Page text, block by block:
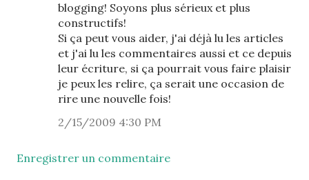
blogging! Soyons plus sérieux et plus
constructifs!
Si ça peut vous aider, j'ai déjà lu les articles
et j'ai lu les commentaires aussi et ce depuis
leur écriture, si ça pourrait vous faire plaisir
je peux les relire, ça serait une occasion de
rire une nouvelle fois!
2/15/2009 4:30 PM
Enregistrer un commentaire